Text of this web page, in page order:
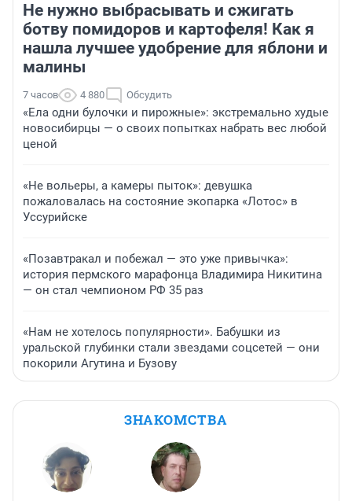
Не нужно выбрасывать и сжигать
ботву помидоров и картофеля! Как я
нашла лучшее удобрение для яблони и
малины
7 часов 4 880 Обсудить
«Ела одни булочки и пирожные»: экстремально худые
новосибирцы — о своих попытках набрать вес любой
ценой
«Не вольеры, а камеры пыток»: девушка
пожаловалась на состояние экопарка «Лотос» в
Уссурийске
«Позавтракал и побежал — это уже привычка»:
история пермского марафонца Владимира Никитина
— он стал чемпионом РФ 35 раз
«Нам не хотелось популярности». Бабушки из
уральской глубинки стали звездами соцсетей — они
покорили Агутина и Бузову
ЗНАКОМСТВА